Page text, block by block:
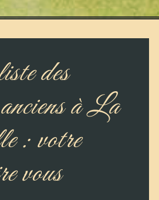
des
à La
: votre
vous